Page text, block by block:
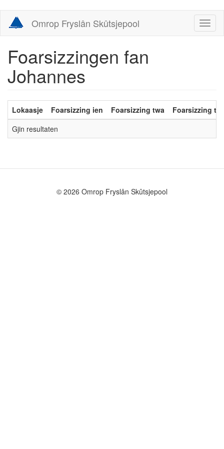
main
Omrop Fryslân Skûtsjepool
Foarsizzingen fan
Johannes
Lokaasje Foarsizzing ien Foarsizzing twa
Foarsizzing
Gjin resultaten
© 2026 Omrop Fryslân Skûtsjepool